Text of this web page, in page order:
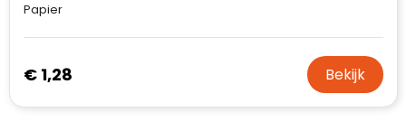
Papier
€ 1,28 Bekijk